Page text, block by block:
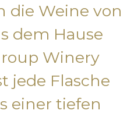
die Weine von
dem Hause
Winery
jede Flasche
einer tiefen